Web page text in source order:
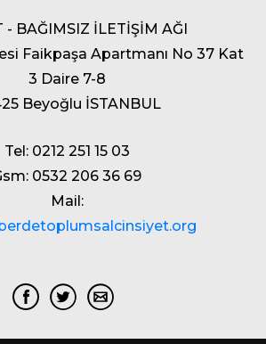
- BAĞIMSIZ İLETİŞİM AĞI
Faikpaşa Apartmanı No 37 Kat
3 Daire 7-8
Beyoğlu İSTANBUL
Tel: 0212 251 15 03
0532 206 36 69
Mail: